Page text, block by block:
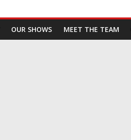
OUR SHOWS MEET THE TEAM